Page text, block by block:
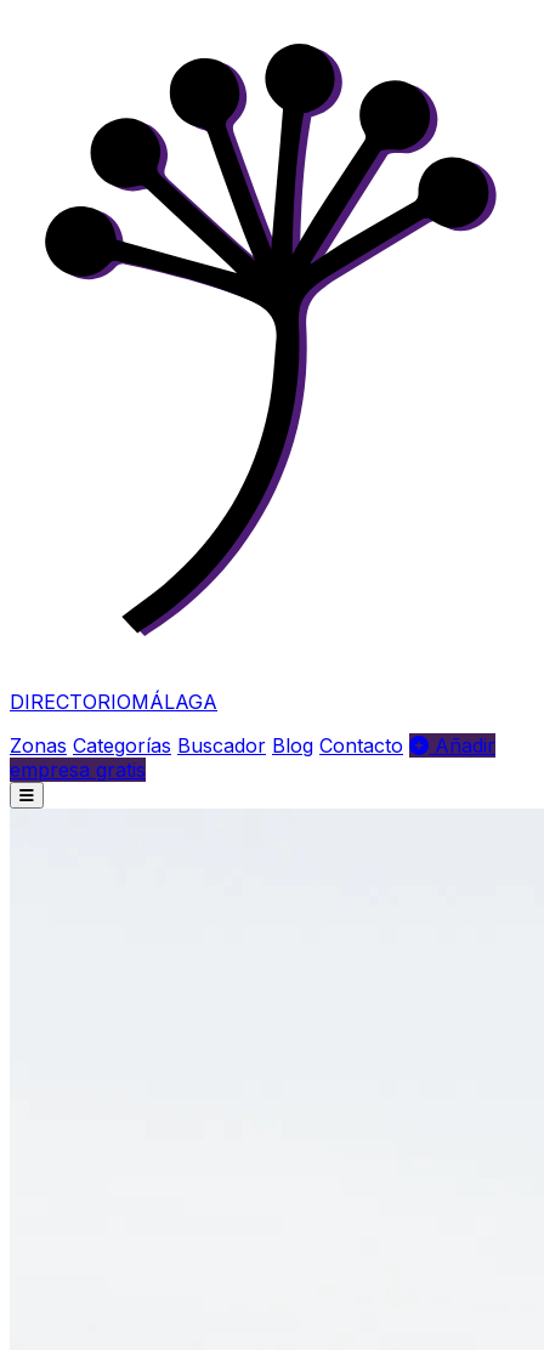
DIRECTORIOMÁLAGA
Zonas Categorías Buscador Blog Contacto
Añadir
empresa gratis